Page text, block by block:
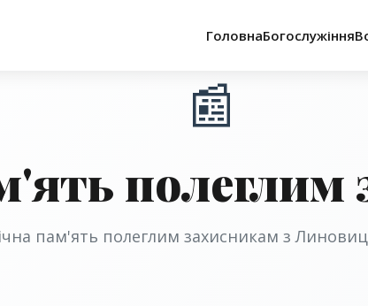
ГоловнаБогослужіння
📰
полеглим
пам'ять полеглим захисникам з